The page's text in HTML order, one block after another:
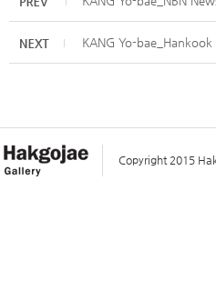
KANG Yo-bae_Hankook
Copyright 2015